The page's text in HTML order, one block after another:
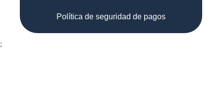
Política de seguridad de pagos
;